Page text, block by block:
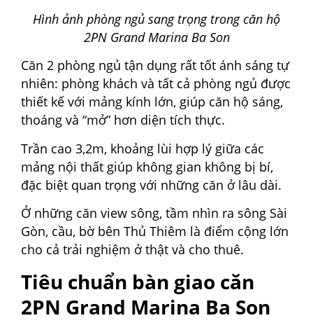
Hình ảnh phòng ngủ sang trọng trong căn hộ
2PN Grand Marina Ba Son
Căn 2 phòng ngủ tận dụng rất tốt ánh sáng tự
nhiên: phòng khách và tất cả phòng ngủ được
thiết kế với mảng kính lớn, giúp căn hộ sáng,
thoáng và “mở” hơn diện tích thực.
Trần cao 3,2m, khoảng lùi hợp lý giữa các
mảng nội thất giúp không gian không bị bí,
đặc biệt quan trọng với những căn ở lâu dài.
Ở những căn view sông, tầm nhìn ra sông Sài
Gòn, cầu, bờ bên Thủ Thiêm là điểm cộng lớn
cho cả trải nghiệm ở thật và cho thuê.
Tiêu chuẩn bàn giao căn
2PN Grand Marina Ba Son